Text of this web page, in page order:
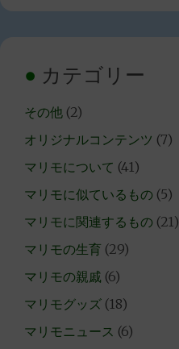
カテゴリー
その他 (2)
オリジナルコンテンツ (7)
マリモについて (41)
マリモに似ているもの (5)
マリモに関連するもの (21)
マリモの生育 (29)
マリモの親戚 (6)
マリモグッズ (18)
マリモニュース (6)